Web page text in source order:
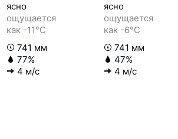
ясно
ощущается
как -11°C
741 мм
77%
4 м/с
ясно
ощущается
как -6°C
741 мм
47%
4 м/с